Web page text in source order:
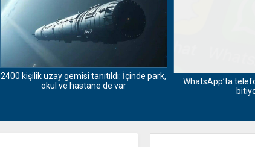
2400 kişilik uzay gemisi tanıtıldı: İçinde park,
okul ve hastane de var
WhatsApp’ta